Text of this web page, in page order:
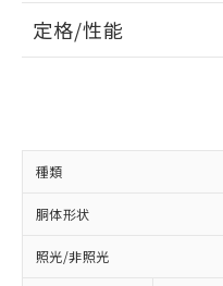
定格/性能
種類
胴体形状
照光/非照光